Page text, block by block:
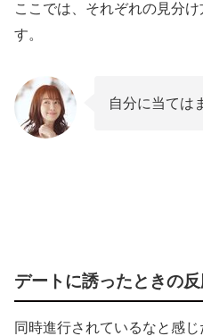
を使おう
ここでは、それぞれの見分
す。
自分に当ては
デートに誘ったときの
同時進行されているなと感じ